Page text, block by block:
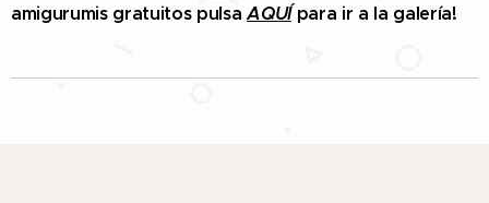
amigurumis gratuitos pulsaAQUÍpara ir a la galería!